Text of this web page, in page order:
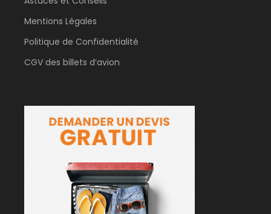
Mentions Légales
Politique de Confidentialité
CGV des billets d’avion